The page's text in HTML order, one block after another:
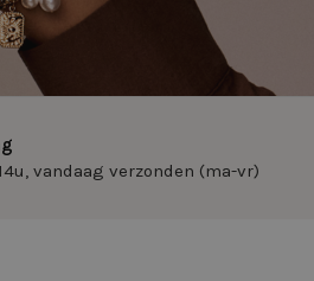
vandaag verzonden (ma-vr)